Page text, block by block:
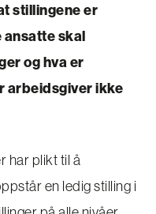
stillingene er
ansatte skal
og hva er
arbeidsgiver ikke
har plikt til å
en ledig stilling i